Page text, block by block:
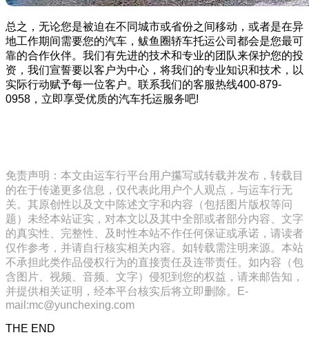
总之，无论您是被迫在不同城市或省份之间移动，或者是在异
地工作期间需要您的汽车，鲅鱼圈轿车托运公司都会是您最可
靠的合作伙伴。我们有先进的技术和专业的团队来保护您的投
资，我们宣誓要以客户为中心，将我们的专业知识和技术，以
实际行动赋予每一位客户。联系我们的客服热线400-879-
0958，立即享受优质的汽车托运服务吧!
免责声明：本文由运车行平台用户攥写或转载并发布，转载目
的在于传递更多信息，仅代表此用户个人观点，与运车行无
关。其原创性以及文中陈述文字和内容（包括图片版权等问
题）未经本站证实，对本文以及其中全部或者部分内容、文字
的真实性、完整性、及时性本站不作任何保证或承诺，请读者
仅作参考，并请自行核实相关内容。如转载需注明来源。本站
不承担此类作品侵权行为的直接责任及连带责任。如内容（包
含图片、视频、音频、文字）侵犯到您的权益，请来邮告知，
并提供相关证明，经本平台核实后将立即删除。E-
mail:mc@yunchexing.com
THE END